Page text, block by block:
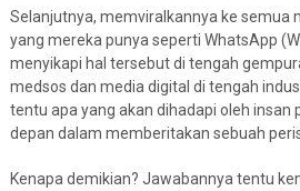
Selanjutnya, memviralkannya ke semua
yang mereka punya seperti WhatsApp
menyikapi hal tersebut di tengah
medsos dan media digital di tengah
tentu apa yang akan dihadapi oleh insan
depan dalam memberitakan sebuah
Kenapa demikian? Jawabannya tentu